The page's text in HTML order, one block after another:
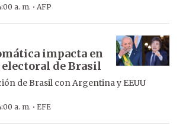
a. m. · AFP
impacta en
electoral de Brasil
de Brasil con Argentina y EEUU
a. m. · EFE